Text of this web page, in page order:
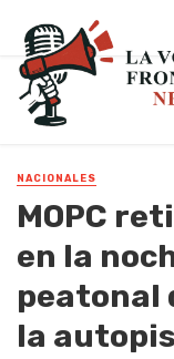
NACIONALES
MOPC
en la
peatonal
la